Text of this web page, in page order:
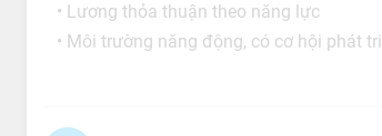
• Lương thỏa thuận theo năng lực
• Môi trường năng động, có cơ hội phát